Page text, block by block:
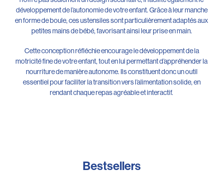
développement de l’autonomie de votre enfant. Grâce à leur manche
en forme de boule, ces ustensiles sont particulièrement adaptés aux
petites mains de bébé, favorisant ainsi leur prise en main.
Cette conception réfléchie encourage le développement de la
motricité fine de votre enfant, tout en lui permettant d’appréhender la
nourriture de manière autonome. Ils constituent donc un outil
essentiel pour faciliter la transition vers l’alimentation solide, en
rendant chaque repas agréable et interactif.
Bestsellers